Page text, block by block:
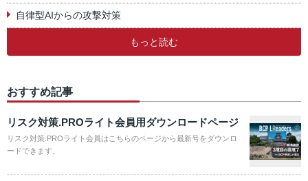
自律型AIからの攻撃対策
もっと読む
おすすめ記事
リスク対策.PROライト会員用ダウンロードページ
リスク対策.PROライト会員はこちらのページから最新号をダウンロ
ードできます。